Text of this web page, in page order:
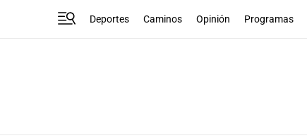
Deportes Caminos Opinión Programas